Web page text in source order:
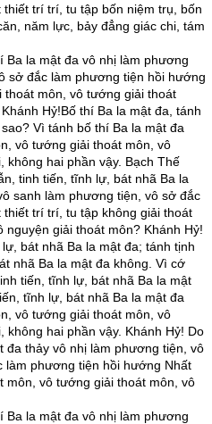
trí trí, tu tập bốn niệm trụ, bốn
năm lực, bảy đẳng giác chi, tám
Ba la mật đa vô nhị làm phương
sở đắc làm phương tiện hồi hướng
môn, vô tướng giải thoát
Hỷ!Bố thí Ba la mật đa, tánh
Vì tánh bố thí Ba la mật đa
vô tướng giải thoát môn, vô
không hai phần vậy. Bạch Thế
tinh tiến, tĩnh lự, bát nhã Ba la
sanh làm phương tiện, vô sở đắc
trí trí, tu tập không giải thoát
giải thoát môn? Khánh Hỷ!
bát nhã Ba la mật đa; tánh tịnh
nhã Ba la mật đa không. Vì cớ
tiến, tĩnh lự, bát nhã Ba la mật
tĩnh lự, bát nhã Ba la mật đa
vô tướng giải thoát môn, vô
không hai phần vậy. Khánh Hỷ! Do
đa thảy vô nhị làm phương tiện, vô
làm phương tiện hồi hướng Nhất
môn, vô tướng giải thoát môn, vô
Ba la mật đa vô nhị làm phương